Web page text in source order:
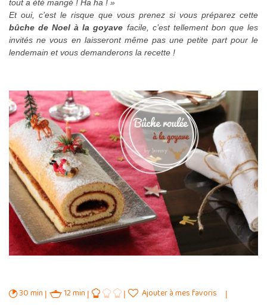
tout a été mangé ! Ha ha ! »
Et oui, c’est le risque que vous prenez si vous préparez cette
bûche de Noel à la goyave facile, c’est tellement bon que les
invités ne vous en laisseront même pas une petite part pour le
lendemain et vous demanderons la recette !
30 min 12 min
Ajouter à mes favoris